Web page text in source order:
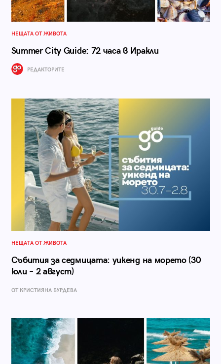
НЕЩАТА ОТ ЖИВОТА
Summer City Guide: 72 часа в Иракли
РЕДАКТОРИТЕ
НЕЩАТА ОТ ЖИВОТА
Събития за седмицата: уикенд на морето (30
юли – 2 август)
ОТ КРИСТИЯНА БУРДЕВА